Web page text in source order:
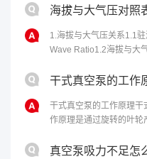
海拔与大气压对照
1.海拔与大气压关系1.1
Wave Ratio1.2海拔与大
干式真空泵的工作原理
作原理是通过旋转的叶轮
排气的目的。干式真空泵